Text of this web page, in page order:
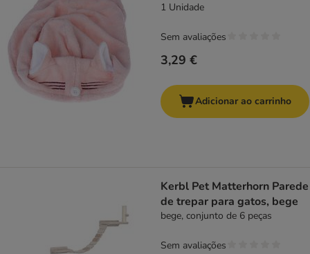
1 Unidade
3,29 €
Sem avaliações
Adicionar ao carrinho
Kerbl Pet Matterhorn Parede
de trepar para gatos, bege
bege, conjunto de 6 peças
Sem avaliações